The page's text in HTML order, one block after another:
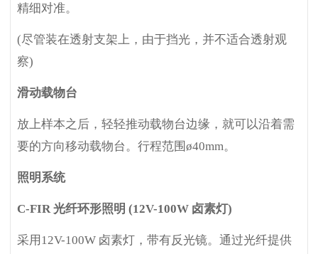
精细对准。
(尽管装在透射支架上，由于挡光，并不适合透射观
察)
滑动载物台
放上样本之后，轻轻推动载物台边缘，就可以沿着需
要的方向移动载物台。行程范围ø40mm。
照明系统
C-FIR光纤环形照明 (12V-100W 卤素灯)
采用12V-100W 卤素灯，带有反光镜。通过光纤提供